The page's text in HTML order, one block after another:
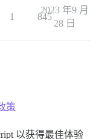
1 845
2023 年9 月
28 日
策
以获得最佳体验